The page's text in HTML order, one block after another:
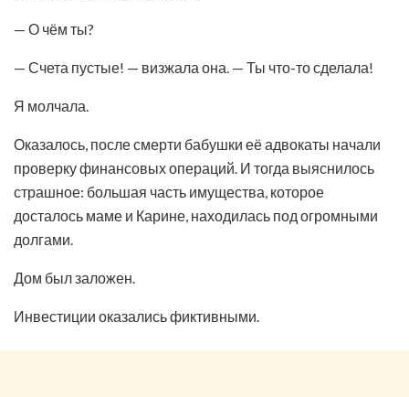
— О чём ты?
— Счета пустые! — визжала она. — Ты что-то сделала!
Я молчала.
Оказалось, после смерти бабушки её адвокаты начали
проверку финансовых операций. И тогда выяснилось
страшное: большая часть имущества, которое
досталось маме и Карине, находилась под огромными
долгами.
Дом был заложен.
Инвестиции оказались фиктивными.